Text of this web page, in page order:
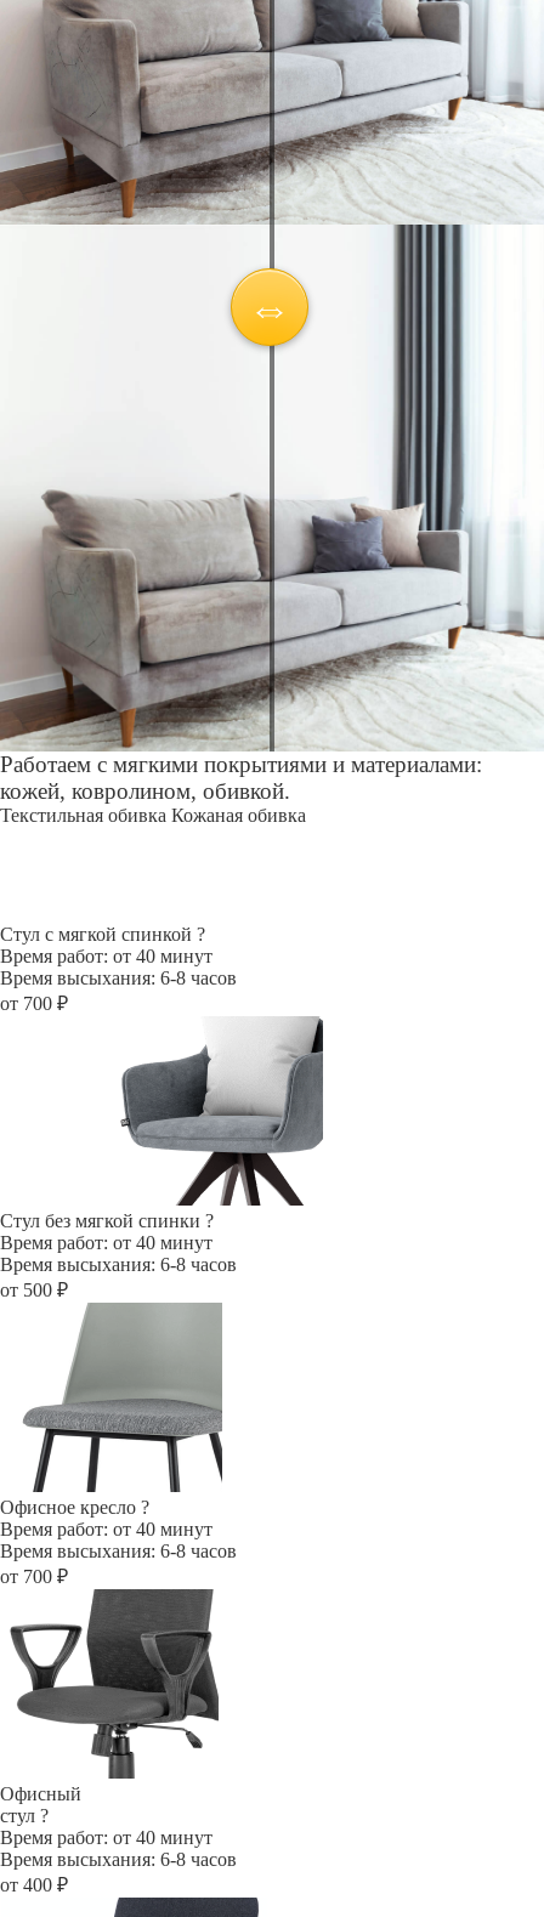
Работаем с мягкими покрытиями и материалами:
кожей, ковролином, обивкой.
Текстильная обивка Кожаная обивка
Стул с мягкой спинкой ?
Время работ: от 40 минут
Время высыхания: 6-8 часов
от 700 ₽
Стул без мягкой спинки ?
Время работ: от 40 минут
Время высыхания: 6-8 часов
от 500 ₽
Офисное кресло ?
Время работ: от 40 минут
Время высыхания: 6-8 часов
от 700 ₽
Офисный
стул ?
Время работ: от 40 минут
Время высыхания: 6-8 часов
от 400 ₽